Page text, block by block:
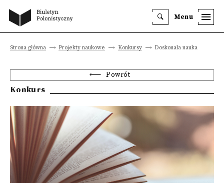
Menu
Strona główna Projekty naukowe Konkursy Doskonała nauka
Powrót
Konkurs